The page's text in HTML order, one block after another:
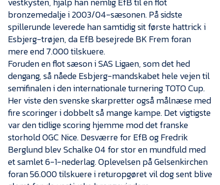
bronzemedalje i 2003/04-sæsonen. På sidste
spillerunde leverede han samtidig sit første hattrick i
Esbjerg-trøjen, da EfB besejrede BK Frem foran
mere end 7.000 tilskuere.
Foruden en flot sæson i SAS Ligaen, som det hed
dengang, så nåede Esbjerg-mandskabet hele vejen til
semifinalen i den internationale turnering TOTO Cup.
Her viste den svenske skarpretter også målnæse med
fire scoringer i dobbelt så mange kampe. Det vigtigste
var den tidlige scoring hjemme mod det franske
storhold OGC Nice. Desværre for EfB og Fredrik
Berglund blev Schalke 04 for stor en mundfuld med
et samlet 6-1-nederlag. Oplevelsen på Gelsenkirchen
foran 56.000 tilskuere i returopgøret vil dog sent blive